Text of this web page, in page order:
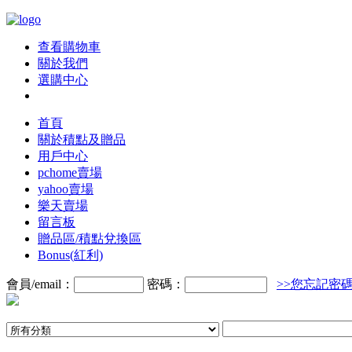
查看購物車
關於我們
選購中心
首頁
關於積點及贈品
用戶中心
pchome賣場
yahoo賣場
樂天賣場
留言板
贈品區/積點兌換區
Bonus(紅利)
會員/email： 密碼： >>您忘記密